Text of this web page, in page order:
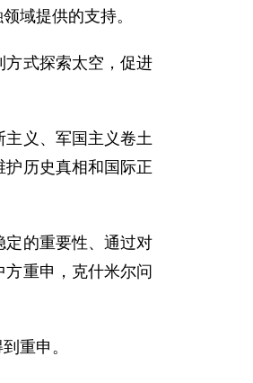
域提供的支持。
方式探索太空，促进
主义、军国主义卷土
历史真相和国际正
定的重要性、通过对
重申，克什米尔问
重申。